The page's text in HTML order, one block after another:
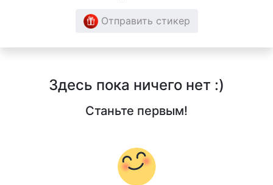
Отправить стикер
Здесь пока ничего нет :)
Станьте первым!